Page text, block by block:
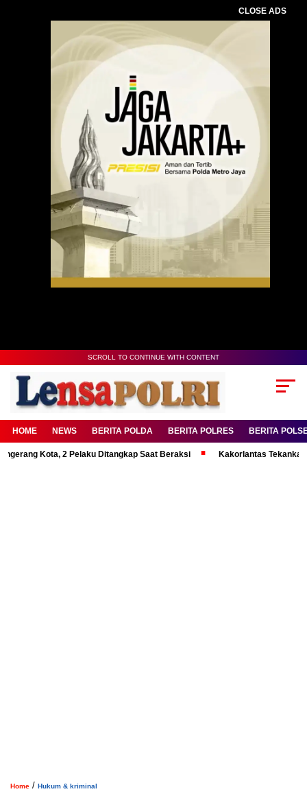
CLOSE ADS
SCROLL TO CONTINUE WITH CONTENT
HOME NEWS BERITA POLDA BERITA POLRES BERITA
2 Pelaku Ditangkap Saat Beraksi Kakorlantas Tekankan Mental
Home / Hukum & kriminal